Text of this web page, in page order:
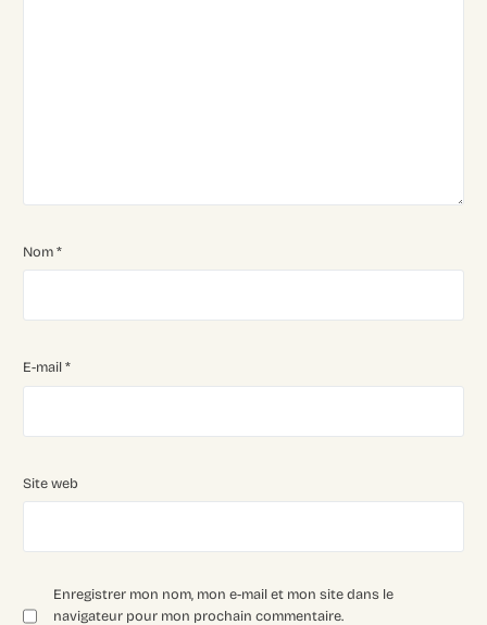
Nom*
E-mail*
Site web
Enregistrer mon nom, mon e-mail et mon site dans le
navigateur pour mon prochain commentaire.